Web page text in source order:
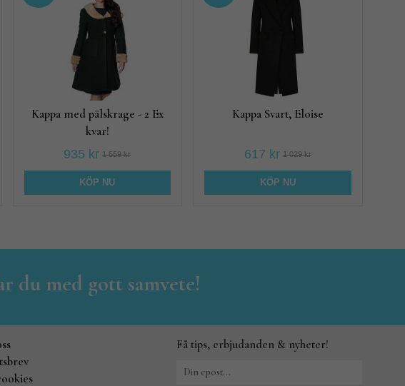
Kappa med pälskrage - 2 Ex
kvar!
935 kr 1 559 kr
KÖP NU
Kappa Svart, Eloise
617 kr 1 029 kr
KÖP NU
du med gott samvete!
Få tips, erbjudanden & nyheter!